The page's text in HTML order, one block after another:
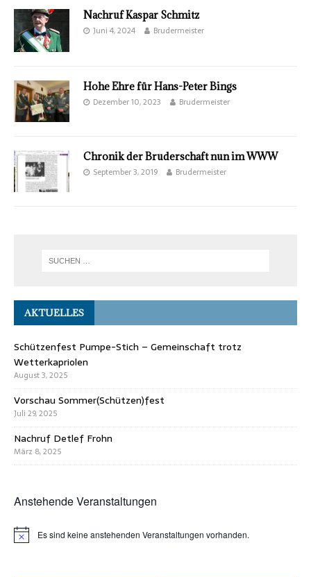
Nachruf Kaspar Schmitz
Juni 4, 2024 Brudermeister
Hohe Ehre für Hans-Peter Bings
Dezember 10, 2023 Brudermeister
Chronik der Bruderschaft nun im WWW
September 3, 2019 Brudermeister
AKTUELLES
Schützenfest Pumpe-Stich – Gemeinschaft trotz
Wetterkapriolen
August 3, 2025
Vorschau Sommer(Schützen)fest
Juli 29, 2025
Nachruf Detlef Frohn
März 8, 2025
Anstehende Veranstaltungen
Es sind keine anstehenden Veranstaltungen vorhanden.